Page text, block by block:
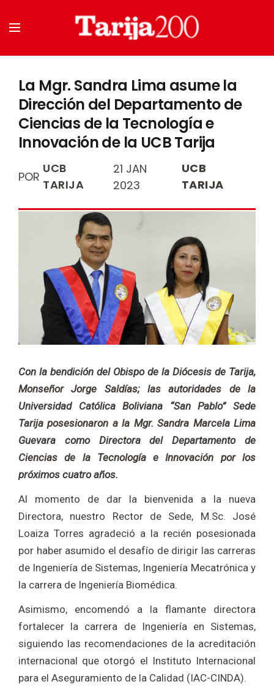
La Mgr. Sandra Lima asume la
Dirección del Departamento de
Ciencias de la Tecnología e
Innovación de la UCB Tarija
POR
UCB
TARIJA
21 JAN
2023
UCB
TARIJA
Con la bendición del Obispo de la Diócesis de Tarija,
Monseñor Jorge Saldías; las autoridades de la
Universidad Católica Boliviana “San Pablo” Sede
Tarija posesionaron a la Mgr. Sandra Marcela Lima
Guevara como Directora del Departamento de
Ciencias de la Tecnología e Innovación por los
próximos cuatro años.
Al momento de dar la bienvenida a la nueva
Directora, nuestro Rector de Sede, M.Sc. José
Loaiza Torres agradeció a la recién posesionada
por haber asumido el desafío de dirigir las carreras
de Ingeniería de Sistemas, Ingeniería Mecatrónica y
la carrera de Ingeniería Biomédica.
Asimismo, encomendó a la flamante directora
fortalecer la carrera de Ingeniería en Sistemas,
siguiendo las recomendaciones de la acreditación
internacional que otorgó el Instituto Internacional
para el Aseguramiento de la Calidad (IAC-CINDA).